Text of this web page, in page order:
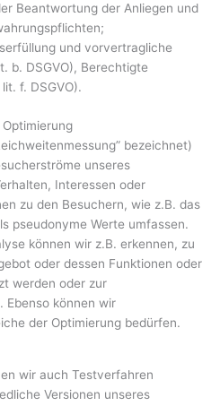
Beantwortung der Anliegen und
und vorvertragliche
b. DSGVO), Berechtigte
f. DSGVO).
bezeichnet)
unseres
Interessen oder
zu den Besuchern, wie z.B. das
pseudonyme Werte umfassen.
können wir z.B. erkennen, zu
oder dessen Funktionen oder
werden oder zur
Ebenso können wir
der Optimierung bedürfen.
wir auch Testverfahren
Versionen unseres